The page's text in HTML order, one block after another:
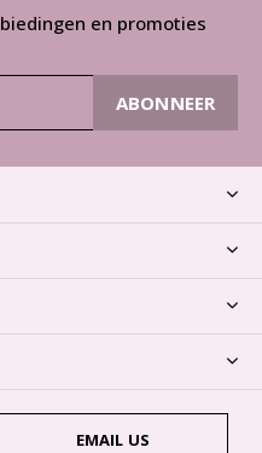
en promoties
ABONNEER
EMAIL US